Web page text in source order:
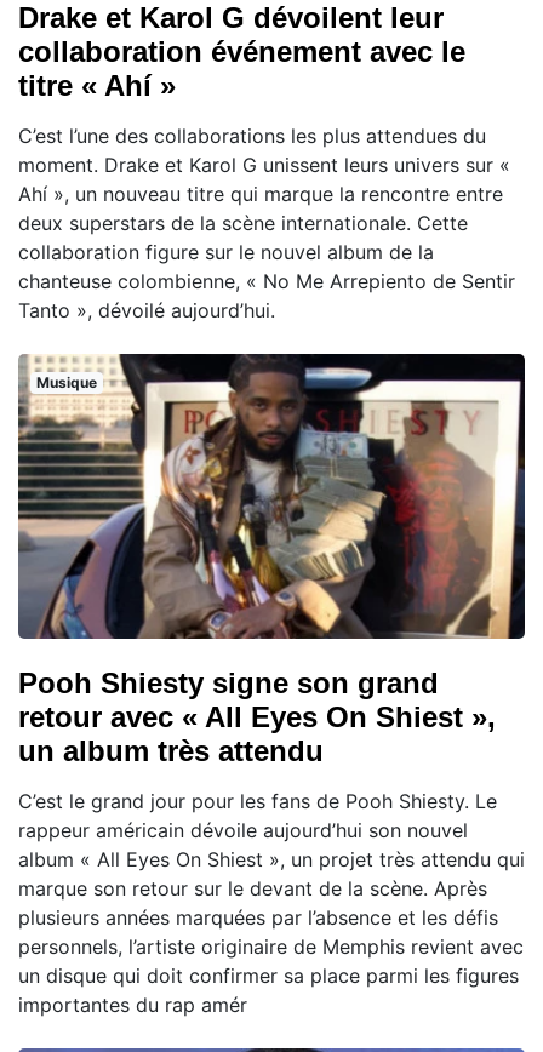
Drake et Karol G dévoilent leur
collaboration événement avec le
titre « Ahí »
C’est l’une des collaborations les plus attendues du
moment. Drake et Karol G unissent leurs univers sur «
Ahí », un nouveau titre qui marque la rencontre entre
deux superstars de la scène internationale. Cette
collaboration figure sur le nouvel album de la
chanteuse colombienne, « No Me Arrepiento de Sentir
Tanto », dévoilé aujourd’hui.
Musique
Pooh Shiesty signe son grand
retour avec « All Eyes On Shiest »,
un album très attendu
C’est le grand jour pour les fans de Pooh Shiesty. Le
rappeur américain dévoile aujourd’hui son nouvel
album « All Eyes On Shiest », un projet très attendu qui
marque son retour sur le devant de la scène. Après
plusieurs années marquées par l’absence et les défis
personnels, l’artiste originaire de Memphis revient avec
un disque qui doit confirmer sa place parmi les figures
importantes du rap amér